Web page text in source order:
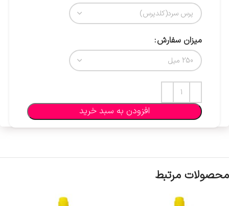
میزان سفارش
افزودن به سبد خرید
محصولات مرتبط